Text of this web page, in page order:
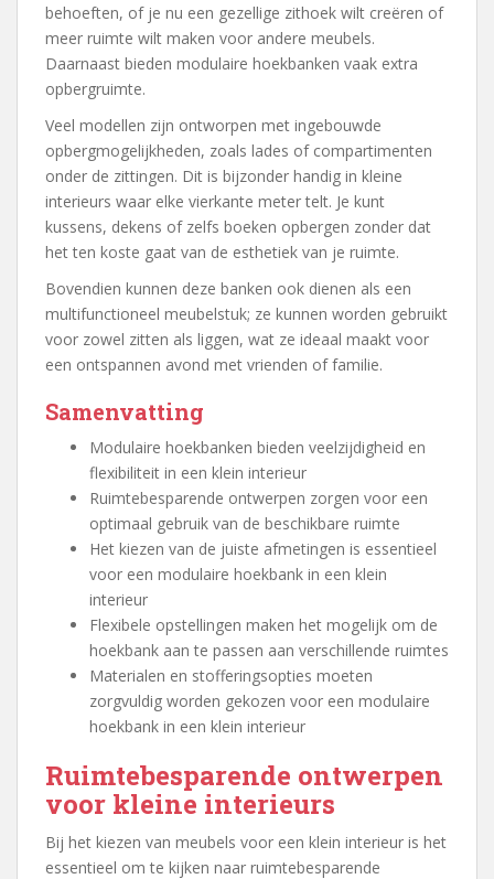
behoeften, of je nu een gezellige zithoek wilt creëren of
meer ruimte wilt maken voor andere meubels.
Daarnaast bieden modulaire hoekbanken vaak extra
opbergruimte.
Veel modellen zijn ontworpen met ingebouwde
opbergmogelijkheden, zoals lades of compartimenten
onder de zittingen. Dit is bijzonder handig in kleine
interieurs waar elke vierkante meter telt. Je kunt
kussens, dekens of zelfs boeken opbergen zonder dat
het ten koste gaat van de esthetiek van je ruimte.
Bovendien kunnen deze banken ook dienen als een
multifunctioneel meubelstuk; ze kunnen worden gebruikt
voor zowel zitten als liggen, wat ze ideaal maakt voor
een ontspannen avond met vrienden of familie.
Samenvatting
Modulaire hoekbanken bieden veelzijdigheid en
flexibiliteit in een klein interieur
Ruimtebesparende ontwerpen zorgen voor een
optimaal gebruik van de beschikbare ruimte
Het kiezen van de juiste afmetingen is essentieel
voor een modulaire hoekbank in een klein
interieur
Flexibele opstellingen maken het mogelijk om de
hoekbank aan te passen aan verschillende ruimtes
Materialen en stofferingsopties moeten
zorgvuldig worden gekozen voor een modulaire
hoekbank in een klein interieur
Ruimtebesparende ontwerpen
voor kleine interieurs
Bij het kiezen van meubels voor een klein interieur is het
essentieel om te kijken naar ruimtebesparende